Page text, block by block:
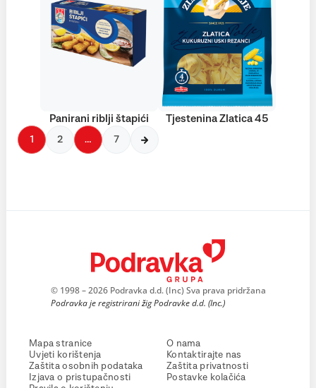
Panirani riblji štapići Tjestenina Zlatica 45
1 2 … 7
© 1998 – 2026 Podravka d.d. (Inc) Sva prava pridržana
Podravka je registrirani žig Podravke d.d. (Inc.)
Mapa stranice
Uvjeti korištenja
Zaštita osobnih podataka
Izjava o pristupačnosti
O nama
Kontaktirajte nas
Zaštita privatnosti
Postavke kolačića